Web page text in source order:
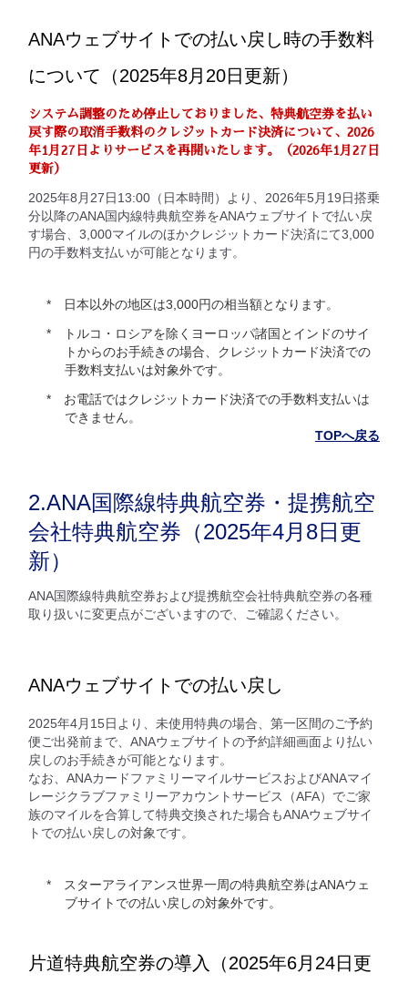
ANAウェブサイトでの払い戻し時の手数料
について（2025年8月20日更新）
システム調整のため停止しておりました、特典航空券を払い
戻す際の取消手数料のクレジットカード決済について、2026
年1月27日よりサービスを再開いたします。（2026年1月27日
更新）
2025年8月27日13:00（日本時間）より、2026年5月19日搭乗
分以降のANA国内線特典航空券をANAウェブサイトで払い戻
す場合、3,000マイルのほかクレジットカード決済にて3,000
円の手数料支払いが可能となります。
日本以外の地区は3,000円の相当額となります。
トルコ・ロシアを除くヨーロッパ諸国とインドのサイ
トからのお手続きの場合、クレジットカード決済での
手数料支払いは対象外です。
お電話ではクレジットカード決済での手数料支払いは
できません。
TOPへ戻る
2.ANA国際線特典航空券・提携航空
会社特典航空券（2025年4月8日更
新）
ANA国際線特典航空券および提携航空会社特典航空券の各種
取り扱いに変更点がございますので、ご確認ください。
ANAウェブサイトでの払い戻し
2025年4月15日より、未使用特典の場合、第一区間のご予約
便ご出発前まで、ANAウェブサイトの予約詳細画面より払い
戻しのお手続きが可能となります。
なお、ANAカードファミリーマイルサービスおよびANAマイ
レージクラブファミリーアカウントサービス（AFA）でご家
族のマイルを合算して特典交換された場合もANAウェブサイ
トでの払い戻しの対象です。
スターアライアンス世界一周の特典航空券はANAウェ
ブサイトでの払い戻しの対象外です。
片道特典航空券の導入（2025年6月24日更